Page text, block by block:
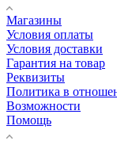
Магазины
Условия оплаты
Условия доставки
Гарантия на товар
Реквизиты
Политика в
Возможности
Помощь